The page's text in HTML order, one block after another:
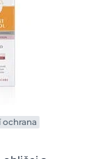
ochrana